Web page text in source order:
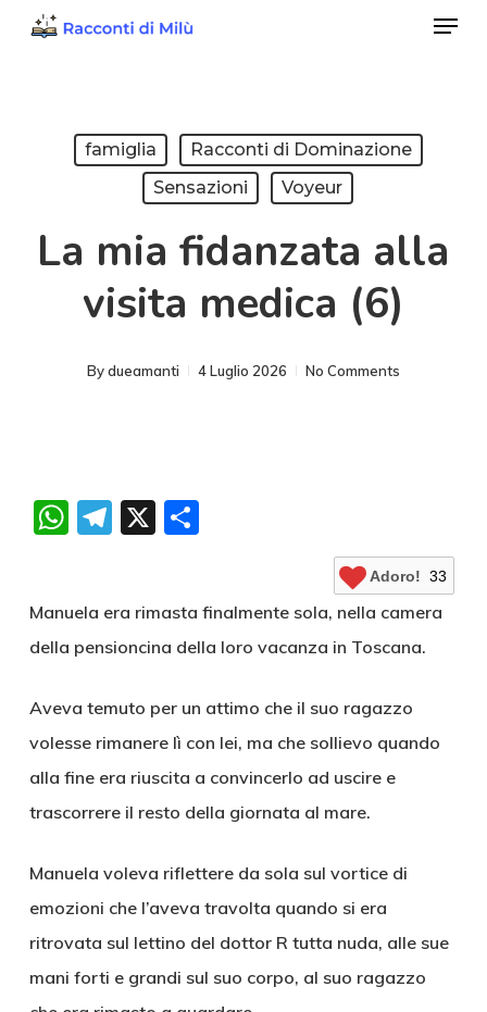
Menu
famiglia
Racconti di Dominazione
Sensazioni
Voyeur
La mia fidanzata alla
visita medica (6)
Bydueamanti 4 Luglio 2026 No Comments
WhatsApp
Telegram
X Condividi
Adoro! 33
Manuela era rimasta finalmente sola, nella camera
della pensioncina della loro vacanza in Toscana.
Aveva temuto per un attimo che il suo ragazzo
volesse rimanere lì con lei, ma che sollievo quando
alla fine era riuscita a convincerlo ad uscire e
trascorrere il resto della giornata al mare.
Manuela voleva riflettere da sola sul vortice di
emozioni che l’aveva travolta quando si era
ritrovata sul lettino del dottor R tutta nuda, alle sue
mani forti e grandi sul suo corpo, al suo ragazzo